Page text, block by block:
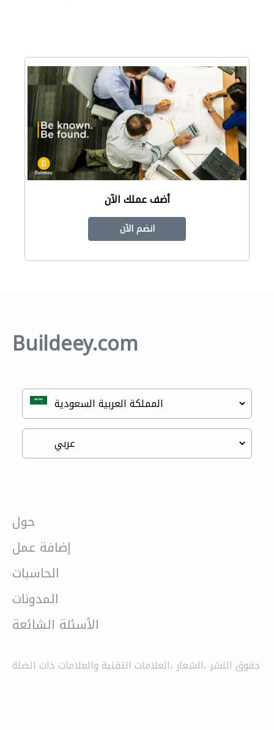
أضف عملك الآن
انضم الآن
Buildeey.com
حول
إضافة عمل
الحاسبات
المدونات
الأسئلة الشائعة
حقوق النشر ،الشعار ،العلامات التقنية والعلامات ذات الصلة